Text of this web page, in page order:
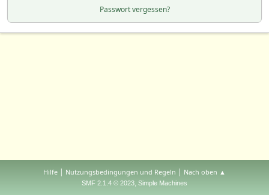
Passwort vergessen?
Hilfe | Nutzungsbedingungen und Regeln | Nach oben ▲
SMF 2.1.4 © 2023, Simple Machines